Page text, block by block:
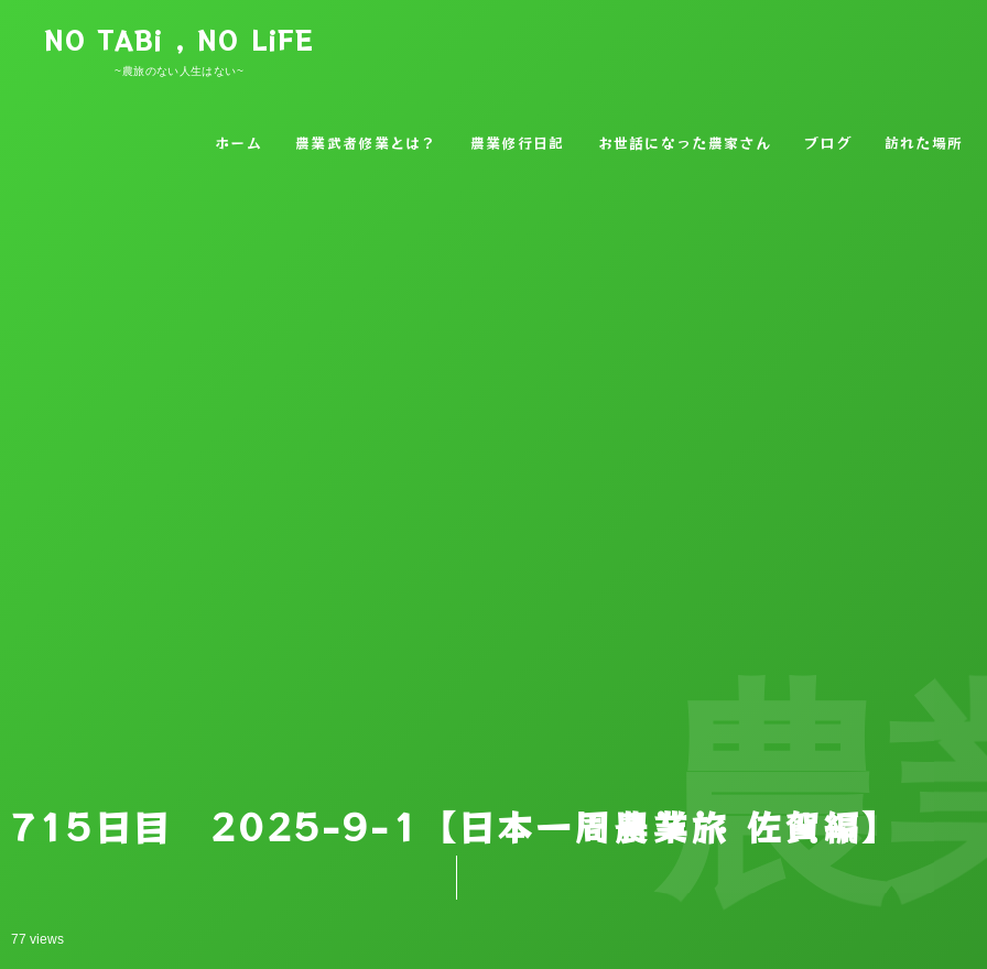
NO TABi , NO LiFE
~農旅のない人生はない~
ホーム 農業武者修業とは？ 農業修行日記 お世話になった農家さん ブログ 訪れた場所
715日目 2025-9-1【日本一周農業旅 佐賀編】
77 views
農業